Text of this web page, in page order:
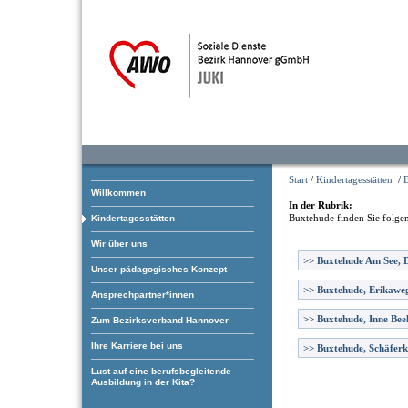
Willkommen
Kindertagesstätten
Wir über uns
Unser pädagogisches Konzept
Ansprechpartner*innen
Zum Bezirksverband Hannover
Ihre Karriere bei uns
Lust auf eine berufsbegleitende
Ausbildung in der Kita?
Start / Kindertagesstätten /
In der Rubrik:
Buxtehude finden Sie
>> Buxtehude Am
>> Buxtehude,
>> Buxtehude, Inne
>> Buxtehude,